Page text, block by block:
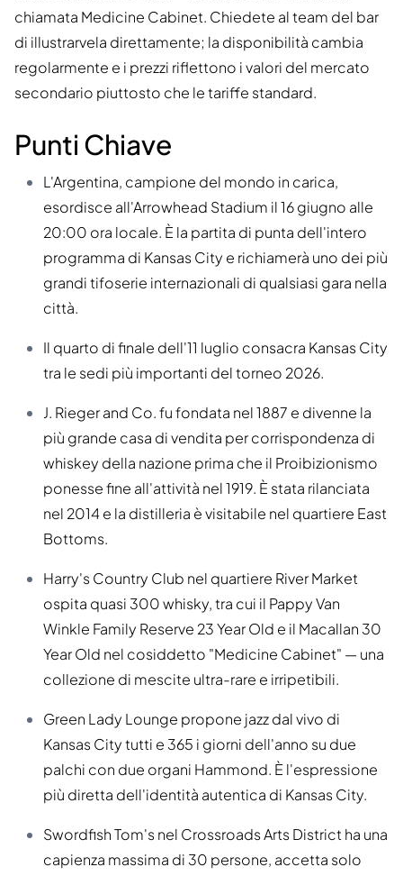
chiamata Medicine Cabinet. Chiedete al team del bar
di illustrarvela direttamente; la disponibilità cambia
regolarmente e i prezzi riflettono i valori del mercato
secondario piuttosto che le tariffe standard.
Punti Chiave
L'Argentina, campione del mondo in carica,
esordisce all'Arrowhead Stadium il 16 giugno alle
20:00 ora locale. È la partita di punta dell'intero
programma di Kansas City e richiamerà uno dei più
grandi tifoserie internazionali di qualsiasi gara nella
città.
Il quarto di finale dell'11 luglio consacra Kansas City
tra le sedi più importanti del torneo 2026.
J. Rieger and Co. fu fondata nel 1887 e divenne la
più grande casa di vendita per corrispondenza di
whiskey della nazione prima che il Proibizionismo
ponesse fine all'attività nel 1919. È stata rilanciata
nel 2014 e la distilleria è visitabile nel quartiere East
Bottoms.
Harry's Country Club nel quartiere River Market
ospita quasi 300 whisky, tra cui il Pappy Van
Winkle Family Reserve 23 Year Old e il Macallan 30
Year Old nel cosiddetto "Medicine Cabinet" — una
collezione di mescite ultra-rare e irripetibili.
Green Lady Lounge propone jazz dal vivo di
Kansas City tutti e 365 i giorni dell'anno su due
palchi con due organi Hammond. È l'espressione
più diretta dell'identità autentica di Kansas City.
Swordfish Tom's nel Crossroads Arts District ha una
capienza massima di 30 persone, accetta solo